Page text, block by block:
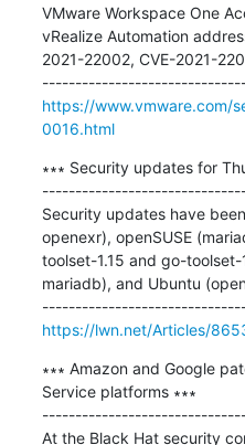
VMware Workspace One
vRealize Automation
2021-22002, CVE-2021-
https://www.vmware.com/
0016.html
∗∗∗ Security updates for
Security updates have
openexr), openSUSE
toolset-1.15 and go-
mariadb), and Ubuntu
https://lwn.net/Articles/
∗∗∗ Amazon and Google
Service platforms ∗∗∗
At the Black Hat security